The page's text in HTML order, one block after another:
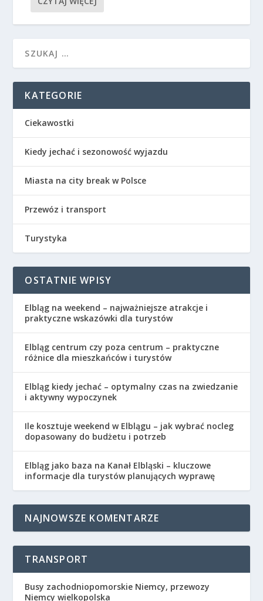
KATEGORIE
Ciekawostki
Kiedy jechać i sezonowość wyjazdu
Miasta na city break w Polsce
Przewóz i transport
Turystyka
OSTATNIE WPISY
Elbląg na weekend – najważniejsze atrakcje i
praktyczne wskazówki dla turystów
Elbląg centrum czy poza centrum – praktyczne
różnice dla mieszkańców i turystów
Elbląg kiedy jechać – optymalny czas na zwiedzanie
i aktywny wypoczynek
Ile kosztuje weekend w Elblągu – jak wybrać nocleg
dopasowany do budżetu i potrzeb
Elbląg jako baza na Kanał Elbląski – kluczowe
informacje dla turystów planujących wyprawę
NAJNOWSZE KOMENTARZE
TRANSPORT
Busy zachodniopomorskie Niemcy, przewozy
Niemcy wielkopolska